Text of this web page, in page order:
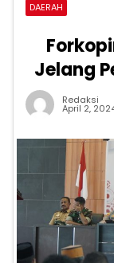
DAERAH
Jelang
Redaksi
April 2,